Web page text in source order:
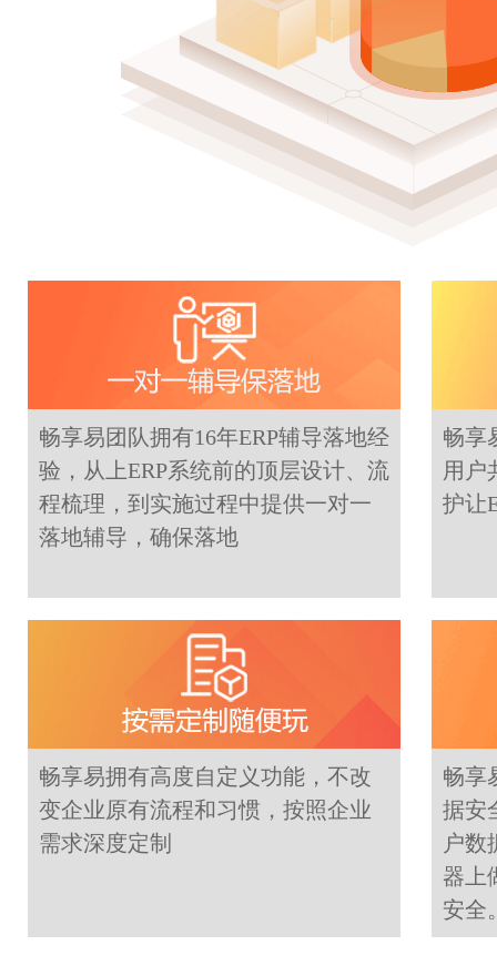
畅享易团队拥有16年ERP辅导落地经
验，从上ERP系统前的顶层设计、流
程梳理，到实施过程中提供一对一
落地辅导，确保落地
畅享
用户
护让
畅享易拥有高度自定义功能，不改
变企业原有流程和习惯，按照企业
需求深度定制
畅享
据安
户数
器上
安全